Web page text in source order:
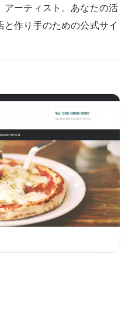
アーティスト。あなたの活
作り手のための公式サイ